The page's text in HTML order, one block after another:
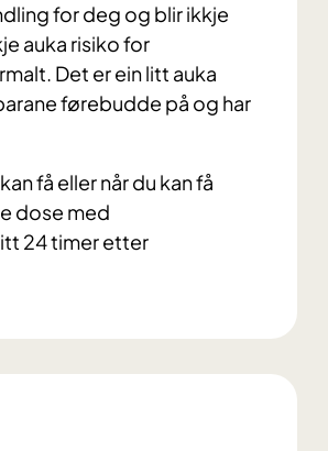
for deg og blir ikkje
auka risiko for
Det er ein litt auka
førebudde på og har
få eller når du kan få
dose med
24 timer etter